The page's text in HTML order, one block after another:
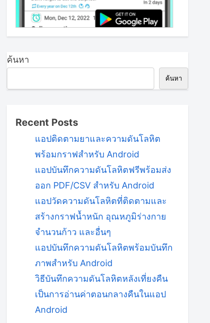
ค้นหา
ค้นหา
Recent Posts
แอปติดตามยาและความดันโลหิต
พร้อมกราฟสำหรับ Android
แอปบันทึกความดันโลหิตฟรีพร้อมส่ง
ออก PDF/CSV สำหรับ Android
แอปวัดความดันโลหิตที่ติดตามและ
สร้างกราฟน้ำหนัก อุณหภูมิร่างกาย
จำนวนก้าว และอื่นๆ
แอปบันทึกความดันโลหิตพร้อมบันทึก
ภาพสำหรับ Android
วิธีบันทึกความดันโลหิตหลังเที่ยงคืน
เป็นการอ่านค่าตอนกลางคืนในแอป
Android